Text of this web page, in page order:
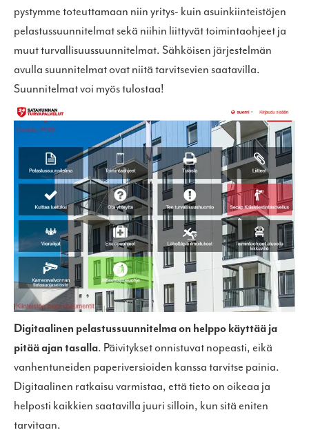
pystymme toteuttamaan niin yritys- kuin asuinkiinteistöjen
pelastussuunnitelmat sekä niihin liittyvät toimintaohjeet ja
muut turvallisuussuunnitelmat. Sähköisen järjestelmän
avulla suunnitelmat ovat niitä tarvitsevien saatavilla.
Suunnitelmat voi myös tulostaa!
Digitaalinen pelastussuunnitelma on helppo käyttää ja
pitää ajan tasalla. Päivitykset onnistuvat nopeasti, eikä
vanhentuneiden paperiversioiden kanssa tarvitse painia.
Digitaalinen ratkaisu varmistaa, että tieto on oikeaa ja
helposti kaikkien saatavilla juuri silloin, kun sitä eniten
tarvitaan.